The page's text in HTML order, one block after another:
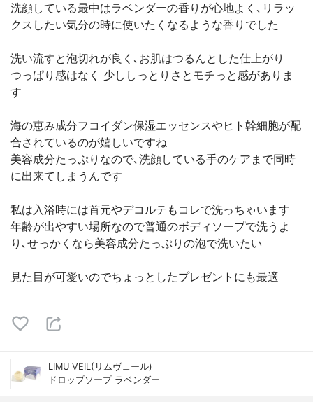
洗顔している最中はラベンダーの香りが心地よく､リラッ
クスしたい気分の時に使いたくなるような香りでした
洗い流すと泡切れが良く､お肌はつるんとした仕上がり
つっぱり感はなく 少ししっとりさとモチっと感がありま
す
海の恵み成分フコイダン保湿エッセンスやヒト幹細胞が配
合されているのが嬉しいですね
美容成分たっぷりなので､洗顔している手のケアまで同時
に出来てしまうんです
私は入浴時には首元やデコルテもコレで洗っちゃいます
年齢が出やすい場所なので普通のボディソープで洗うよ
り､せっかくなら美容成分たっぷりの泡で洗いたい
見た目が可愛いのでちょっとしたプレゼントにも最適
LIMU VEIL(リムヴェール)
ドロップソープ ラベンダー